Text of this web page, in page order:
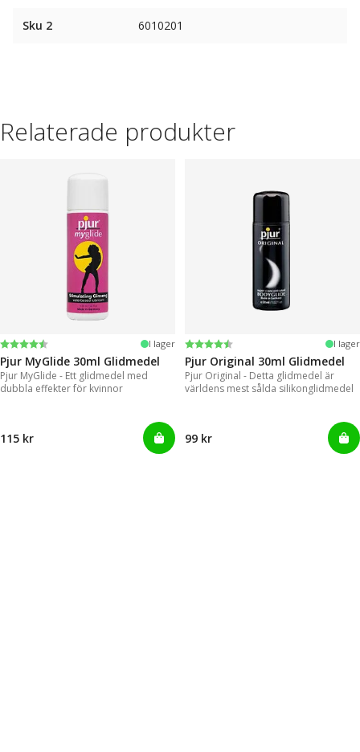
Sku 2 6010201
Relaterade produkter
Betyg:
4.2 utav 5 stjärnor I lager
Pjur MyGlide 30ml Glidmedel
Pjur MyGlide - Ett glidmedel med
dubbla effekter för kvinnor
115 kr
Betyg:
4.2 utav 5 stjärnor I lager
Pjur Original 30ml Glidmedel
Pjur Original - Detta glidmedel är
världens mest sålda silikonglidmedel
99 kr